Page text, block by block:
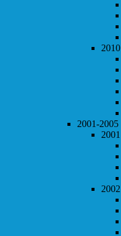
2010
2001-2005
2001
2002